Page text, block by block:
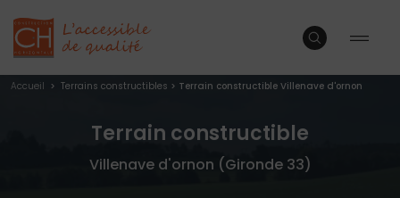
Accueil > Terrains constructibles > Terrain constructible Villenave d'ornon
Terrain constructible
Villenave d'ornon (Gironde 33)